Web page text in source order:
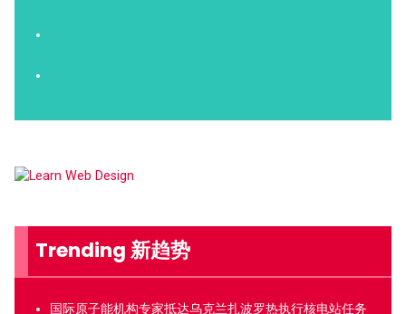
Trending 新趋势
国际原子能机构专家抵达乌克兰扎波罗热执行核电站任务